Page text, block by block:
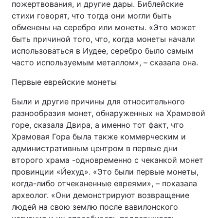
пожертвования, и другие дары. Библейские
стихи говорят, что тогда они могли быть
обменены на серебро или монеты. «Это может
быть причиной того, что, когда монеты начали
использоваться в Иудее, серебро было самым
часто используемым металлом», – сказала она.
Первые еврейские монеты
Были и другие причины для относительного
разнообразия монет, обнаруженных на Храмовой
горе, сказала Двира, а именно тот факт, что
Храмовая Гора была также коммерческим и
административным центром в первые дни
второго храма -одновременно с чеканкой монет
провинции «Йехуд». «Это были первые монеты,
когда-либо отчеканенные евреями», – показала
археолог. «Они демонстрируют возвращение
людей на свою землю после вавилонского